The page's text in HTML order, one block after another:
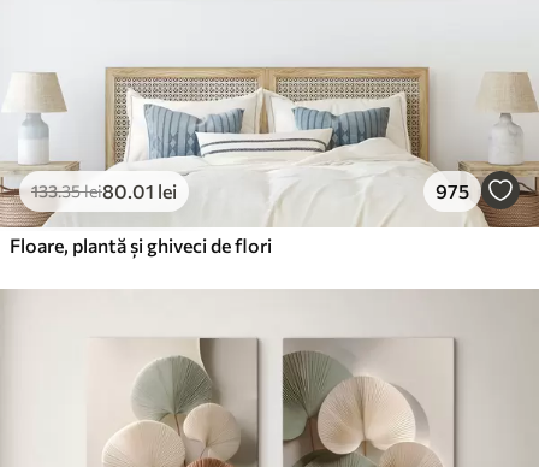
133.35lei80.01 lei 975
Floare, plantă și ghiveci de flori